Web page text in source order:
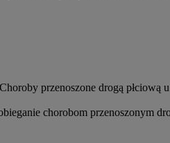
przenoszone drogą płciową
chorobom przenoszonym